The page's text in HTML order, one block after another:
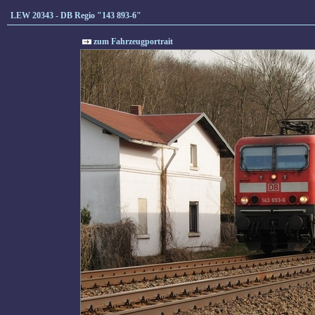
LEW 20343 - DB Regio "143 893-6"
zum Fahrzeugportrait